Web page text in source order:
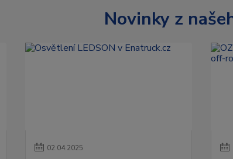
Novinky z
02.04.2025